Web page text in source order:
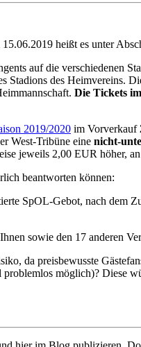
heißt es unter
auf die verschiedenen
Stadions des Heimvereins.
Die Tickets
2019/2020 im Vorverkauf
West-Tribüne eine nicht-
jeweils 2,00 EUR höher,
beantworten können:
SpOL-Gebot, nach dem
sowie den 17 anderen
da preisbewusste
möglich)? Diese